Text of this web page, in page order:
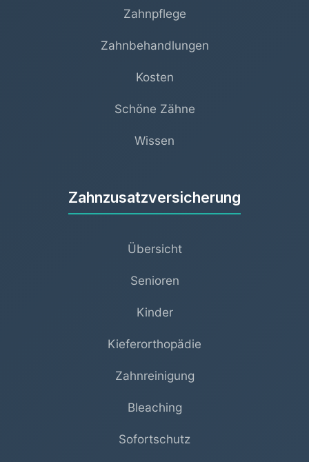
Zahnpflege
Zahnbehandlungen
Kosten
Schöne Zähne
Wissen
Zahnzusatzversicherung
Übersicht
Senioren
Kinder
Kieferorthopädie
Zahnreinigung
Bleaching
Sofortschutz